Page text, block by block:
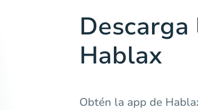
Hablax
Obtén la app de